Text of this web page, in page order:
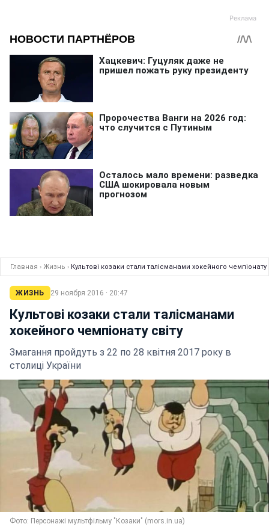
Главная › Жизнь › Культові козаки стали талісманами хокейного чемпіонату
ЖИЗНЬ 29 ноября 2016 · 20:47
Культові козаки стали талісманами
хокейного чемпіонату світу
Змагання пройдуть з 22 по 28 квітня 2017 року в
столиці України
Фото: Персонажі мультфільму "Козаки" (mors.in.ua)